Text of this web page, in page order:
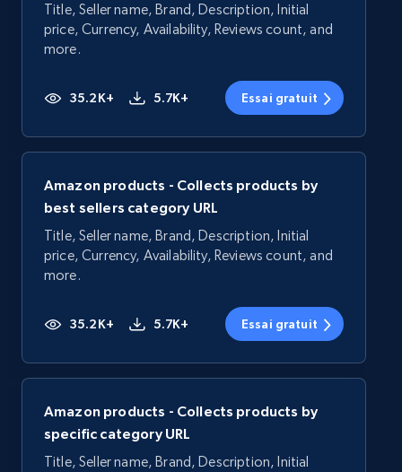
Title, Seller name, Brand, Description, Initial
price, Currency, Availability, Reviews count, and
more.
35.2K+ 5.7K+ Essai gratuit
Amazon products - Collects products by
best sellers category URL
Title, Seller name, Brand, Description, Initial
price, Currency, Availability, Reviews count, and
more.
35.2K+ 5.7K+ Essai gratuit
Amazon products - Collects products by
specific category URL
Title, Seller name, Brand, Description, Initial